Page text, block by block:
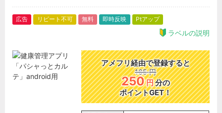
広告 リピート不可 無料 即時反映 Ptアップ
ラベルの説明
アメフリ経由で登録すると
165 円
250円分の
ポイントGET！